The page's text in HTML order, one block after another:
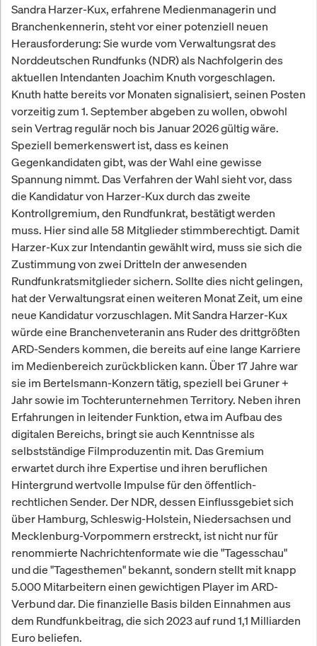
Sandra Harzer-Kux, erfahrene Medienmanagerin und
Branchenkennerin, steht vor einer potenziell neuen
Herausforderung: Sie wurde vom Verwaltungsrat des
Norddeutschen Rundfunks (NDR) als Nachfolgerin des
aktuellen Intendanten Joachim Knuth vorgeschlagen.
Knuth hatte bereits vor Monaten signalisiert, seinen Posten
vorzeitig zum 1. September abgeben zu wollen, obwohl
sein Vertrag regulär noch bis Januar 2026 gültig wäre.
Speziell bemerkenswert ist, dass es keinen
Gegenkandidaten gibt, was der Wahl eine gewisse
Spannung nimmt. Das Verfahren der Wahl sieht vor, dass
die Kandidatur von Harzer-Kux durch das zweite
Kontrollgremium, den Rundfunkrat, bestätigt werden
muss. Hier sind alle 58 Mitglieder stimmberechtigt. Damit
Harzer-Kux zur Intendantin gewählt wird, muss sie sich die
Zustimmung von zwei Dritteln der anwesenden
Rundfunkratsmitglieder sichern. Sollte dies nicht gelingen,
hat der Verwaltungsrat einen weiteren Monat Zeit, um eine
neue Kandidatur vorzuschlagen. Mit Sandra Harzer-Kux
würde eine Branchenveteranin ans Ruder des drittgrößten
ARD-Senders kommen, die bereits auf eine lange Karriere
im Medienbereich zurückblicken kann. Über 17 Jahre war
sie im Bertelsmann-Konzern tätig, speziell bei Gruner +
Jahr sowie im Tochterunternehmen Territory. Neben ihren
Erfahrungen in leitender Funktion, etwa im Aufbau des
digitalen Bereichs, bringt sie auch Kenntnisse als
selbstständige Filmproduzentin mit. Das Gremium
erwartet durch ihre Expertise und ihren beruflichen
Hintergrund wertvolle Impulse für den öffentlich-
rechtlichen Sender. Der NDR, dessen Einflussgebiet sich
über Hamburg, Schleswig-Holstein, Niedersachsen und
Mecklenburg-Vorpommern erstreckt, ist nicht nur für
renommierte Nachrichtenformate wie die "Tagesschau"
und die "Tagesthemen" bekannt, sondern stellt mit knapp
5.000 Mitarbeitern einen gewichtigen Player im ARD-
Verbund dar. Die finanzielle Basis bilden Einnahmen aus
dem Rundfunkbeitrag, die sich 2023 auf rund 1,1 Milliarden
Euro beliefen.